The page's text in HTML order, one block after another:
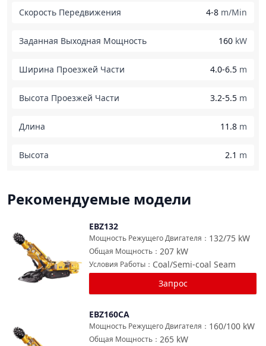
Скорость Передвижения 4-8 m/Min
Заданная Выходная Мощность 160 kW
Ширина Проезжей Части 4.0-6.5 m
Высота Проезжей Части 3.2-5.5 m
Длина 11.8 m
Высота 2.1 m
Рекомендуемые модели
EBZ132
132/75 kW
Мощность Режущего Двигателя ：
207 kW
Общая Мощность ：
Coal/Semi-coal Seam
Условия Работы ：
Запрос
EBZ160CA
160/100 kW
Мощность Режущего Двигателя ：
265 kW
Общая Мощность ：